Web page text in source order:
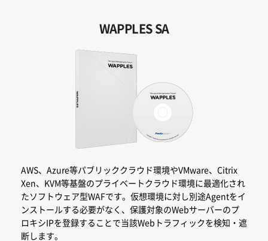
WAPPLES SA
AWS、Azure等パブリッククラウド環境やVMware、Citrix
Xen、KVM等基盤のプライベートクラウド環境に最適化され
た ソフトウェア型WAFです。仮想環境に対し別途Agentをイ
ンストールする必要がなく、保護対象のWebサーバーのプ
ロキシIPを登録することで当該Webトラフィックを検知・遮
断します。